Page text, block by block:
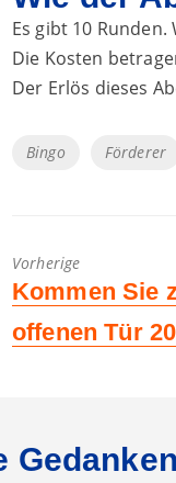
Es gibt 10
Die Kosten
Der Erlös dieses
Tags
Bingo Förderer
Vorherige
Vorheriger
Beitrag:
Kommen Sie
offenen Tür
Gedanken